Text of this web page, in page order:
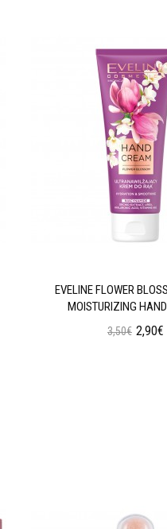
EVELINE FLOWER
MOISTURIZING
3,50€ 2,90€